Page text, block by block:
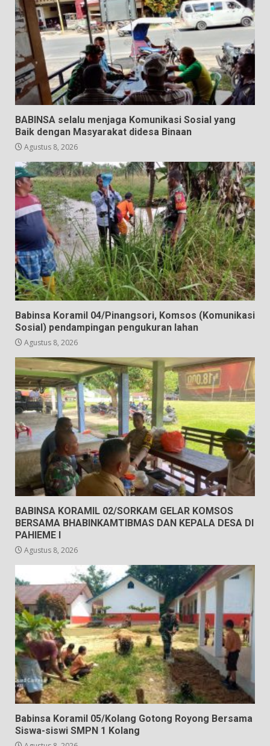
BABINSA selalu menjaga Komunikasi Sosial yang
Baik dengan Masyarakat didesa Binaan
Agustus 8, 2026
Babinsa Koramil 04/Pinangsori, Komsos (Komunikasi
Sosial) pendampingan pengukuran lahan
Agustus 8, 2026
BABINSA KORAMIL 02/SORKAM GELAR KOMSOS
BERSAMA BHABINKAMTIBMAS DAN KEPALA DESA DI
PAHIEME I
Agustus 8, 2026
Babinsa Koramil 05/Kolang Gotong Royong Bersama
Siswa-siswi SMPN 1 Kolang